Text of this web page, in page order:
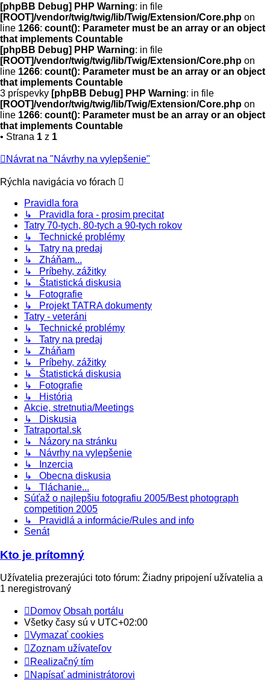
[phpBB Debug] PHP Warning: in file
[ROOT]/vendor/twig/twig/lib/Twig/Extension/Core.php on
line 1266: count(): Parameter must be an array or an object
that implements Countable
[phpBB Debug] PHP Warning: in file
[ROOT]/vendor/twig/twig/lib/Twig/Extension/Core.php on
line 1266: count(): Parameter must be an array or an object
that implements Countable
3 príspevky [phpBB Debug] PHP Warning: in file
[ROOT]/vendor/twig/twig/lib/Twig/Extension/Core.php on
line 1266: count(): Parameter must be an array or an object
that implements Countable
• Strana 1 z 1
Návrat na "Návrhy na vylepšenie"
Rýchla navigácia vo fórach
Pravidla fora
↳ Pravidla fora - prosim precitat
Tatry 70-tych, 80-tych a 90-tych rokov
↳ Technické problémy
↳ Tatry na predaj
↳ Zháňam...
↳ Príbehy, zážitky
↳ Štatistická diskusia
↳ Fotografie
↳ Projekt TATRA dokumenty
Tatry - veteráni
↳ Technické problémy
↳ Tatry na predaj
↳ Zháňam
↳ Príbehy, zážitky
↳ Štatistická diskusia
↳ Fotografie
↳ História
Akcie, stretnutia/Meetings
↳ Diskusia
Tatraportal.sk
↳ Názory na stránku
↳ Návrhy na vylepšenie
↳ Inzercia
↳ Obecna diskusia
↳ Tláchanie...
Súťaž o najlepšiu fotografiu 2005/Best photograph
competition 2005
↳ Pravidlá a informácie/Rules and info
Senát
Kto je prítomný
Užívatelia prezerajúci toto fórum: Žiadny pripojení užívatelia a
1 neregistrovaný
Domov Obsah portálu
Všetky časy sú v UTC+02:00
Vymazať cookies
Zoznam užívateľov
Realizačný tím
Napísať administrátorovi